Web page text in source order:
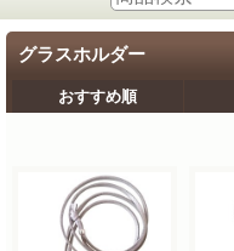
グラスホルダー
おすすめ順